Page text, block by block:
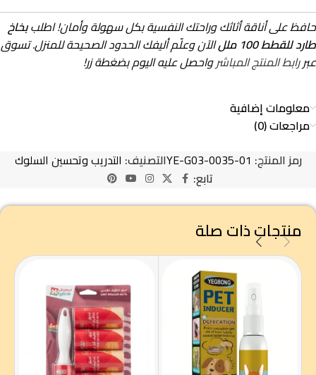
حافظ على أناقة أثاثك وراحتك النفسية بكل سهولة وأمان! اطلببخاخ
طارد للقطط 100 ملل
الآن وعلّم أليفك الحدود الصحيحة للمنزل. تسوق
عبررابط المنتج المباشرواحصل عليه اليوم بضغطة زر!
معلومات إضافية
مراجعات (0)
رمز المنتج: YE-G03-0035-01التصنيف: التدريب وتحسين السلوك
تابع:
منتجات ذات صلة